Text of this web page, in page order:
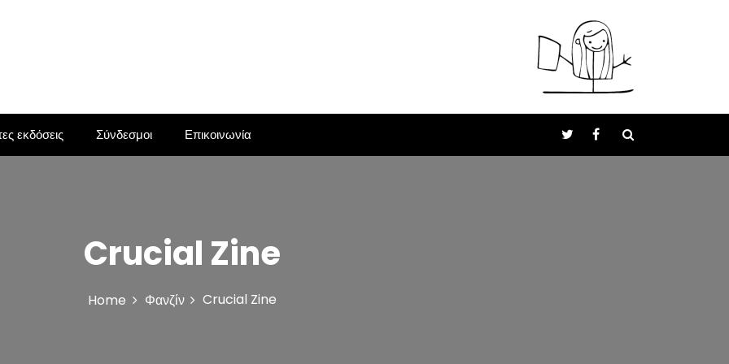
εκδόσεις Σύνδεσμοι Επικοινωνία
Crucial Zine
Home Φανζίν Crucial Zine